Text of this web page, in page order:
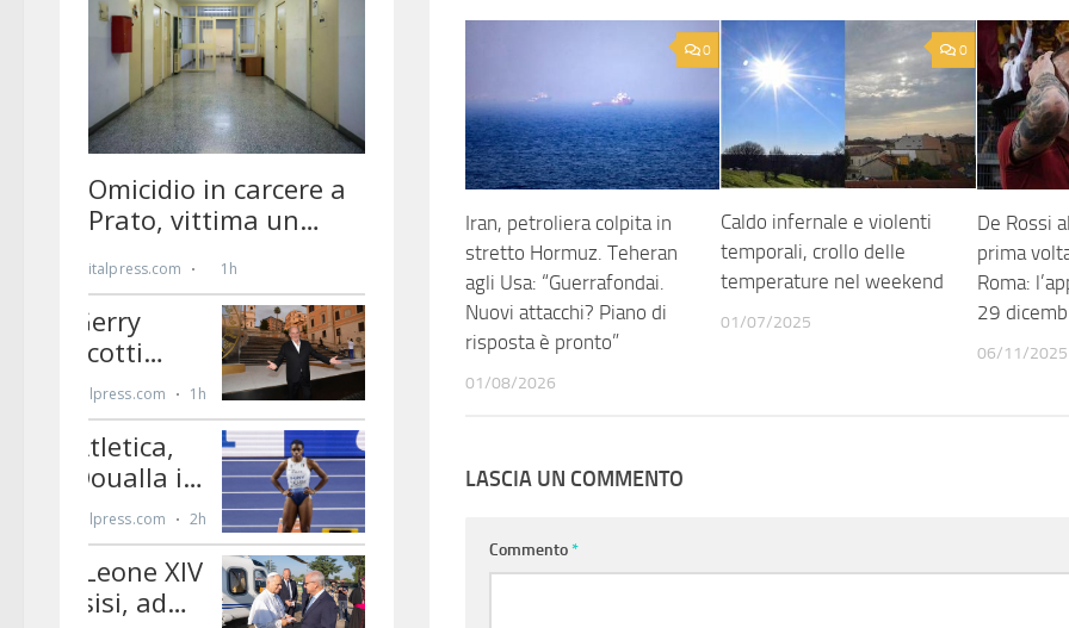
0
Iran, petroliera colpita in
stretto Hormuz. Teheran
agli Usa: “Guerrafondai.
Nuovi attacchi? Piano di
risposta è pronto”
01/08/2026
0
Caldo infernale e violenti
temporali, crollo delle
temperature nel weekend
01/07/2025
De Rossi
prima
Roma:
29
06/11/2025
LASCIA UN COMMENTO
Commento*